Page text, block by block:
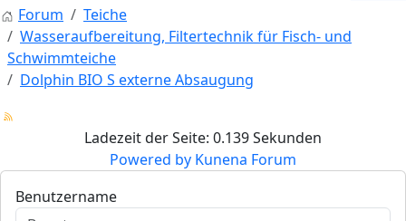
Forum
Teiche
Wasseraufbereitung, Filtertechnik für Fisch- und
Schwimmteiche
Dolphin BIO S externe Absaugung
Ladezeit der Seite: 0.139 Sekunden
Powered by Kunena Forum
Benutzername